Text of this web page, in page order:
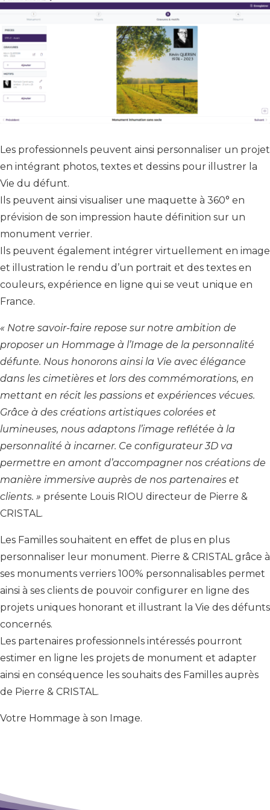
Les professionnels peuvent ainsi personnaliser un projet
en intégrant photos, textes et dessins pour illustrer la
Vie du défunt.
Ils peuvent ainsi visualiser une maquette à 360° en
prévision de son impression haute définition sur un
monument verrier.
Ils peuvent également intégrer virtuellement en image
et illustration le rendu d’un portrait et des textes en
couleurs, expérience en ligne qui se veut unique en
France.
« Notre savoir-faire repose sur notre ambition de
proposer un Hommage à l’Image de la personnalité
défunte. Nous honorons ainsi la Vie avec élégance
dans les cimetières et lors des commémorations, en
mettant en récit les passions et expériences vécues.
Grâce à des créations artistiques colorées et
lumineuses, nous adaptons l’image reflétée à la
personnalité à incarner. Ce configurateur 3D va
permettre en amont d’accompagner nos créations de
manière immersive auprès de nos partenaires et
clients. » présente Louis RIOU directeur de Pierre &
CRISTAL.
Les Familles souhaitent en eﬀet de plus en plus
personnaliser leur monument. Pierre & CRISTAL grâce à
ses monuments verriers 100% personnalisables permet
ainsi à ses clients de pouvoir configurer en ligne des
projets uniques honorant et illustrant la Vie des défunts
concernés.
Les partenaires professionnels intéressés pourront
estimer en ligne les projets de monument et adapter
ainsi en conséquence les souhaits des Familles auprès
de Pierre & CRISTAL.
Votre Hommage à son Image.